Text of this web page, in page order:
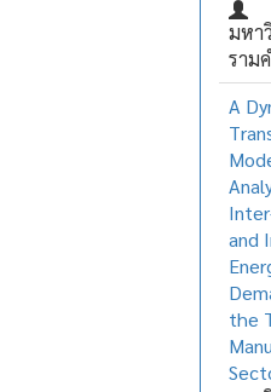
มหา
ราม
A
and
the